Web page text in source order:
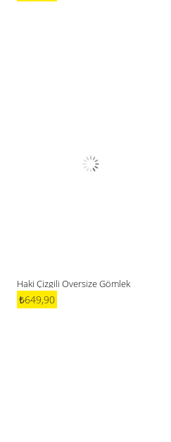
Haki Çizgili Oversize Gömlek
₺649,90